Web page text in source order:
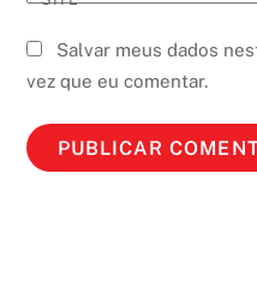
Salvar meus dados
vez que eu comentar.